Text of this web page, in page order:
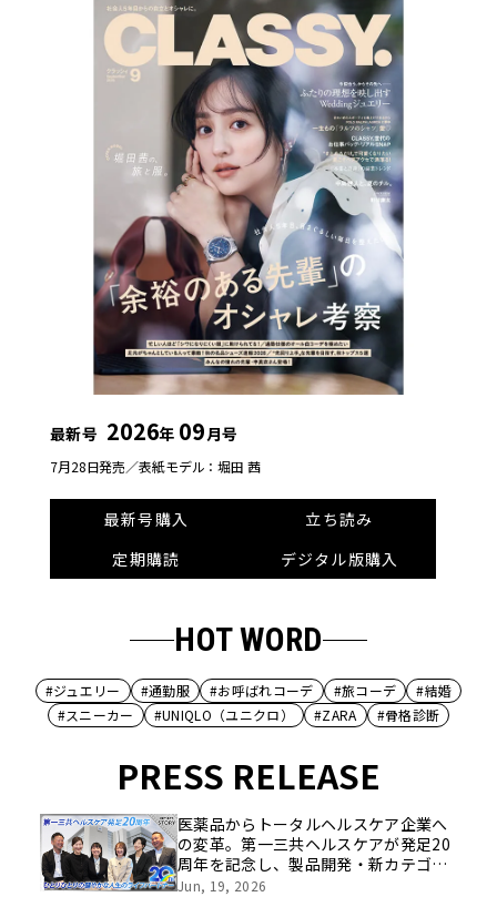
最新号 2026年 09月号
7月28日発売／表紙モデル：堀田 茜
最新号購入
立ち読み
定期購読
デジタル版購入
HOT WORD
#ジュエリー #通勤服 #お呼ばれコーデ #旅コーデ
#結婚
#スニーカー
#UNIQLO（ユニクロ） #ZARA #骨格診断
PRESS RELEASE
医薬品からトータルヘルスケア企業へ
の変革。第一三共ヘルスケアが発足20
周年を記念し、製品開発・新カテゴリ
挑戦の舞台や旧社統合時のエピソード
Jun, 19, 2026